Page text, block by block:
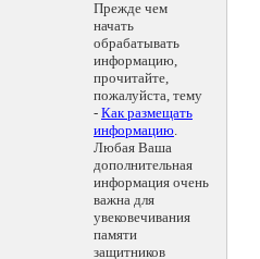
Прежде чем
начать
обрабатывать
информацию,
прочитайте,
пожалуйста, тему
- Как размещать
информацию.
Любая Ваша
дополнительная
информация очень
важна для
увековечивания
памяти
защитников